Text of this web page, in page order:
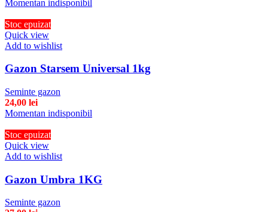
Momentan indisponibil
Stoc epuizat
Quick view
Add to wishlist
Gazon Starsem Universal 1kg
Seminte gazon
24,00 lei
Momentan indisponibil
Stoc epuizat
Quick view
Add to wishlist
Gazon Umbra 1KG
Seminte gazon